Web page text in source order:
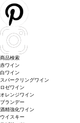
商品検索
赤ワイン
白ワイン
スパークリングワイン
ロゼワイン
オレンジワイン
ブランデー
酒精強化ワイン
ウイスキー